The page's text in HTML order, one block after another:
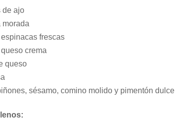
de ajo
morada
frescas
crema
queso
sésamo, comino molido y pimentón dulce